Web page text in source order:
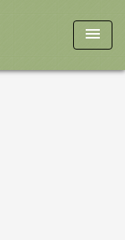
menu